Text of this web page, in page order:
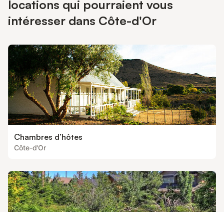
à décembre 280€ acompte 30% à la réservation
locations qui pourraient vous
intéresser dans Côte-d'Or
Chambres d’hôtes
Côte-d'Or